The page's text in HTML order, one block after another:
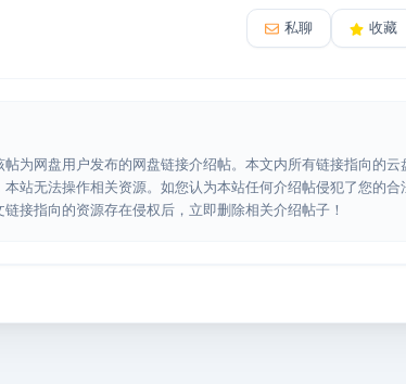
私聊 收藏
为网盘用户发布的网盘链接介绍帖。本文内所有链接指向的
站无法操作相关资源。如您认为本站任何介绍帖侵犯了您的
接指向的资源存在侵权后，立即删除相关介绍帖子！